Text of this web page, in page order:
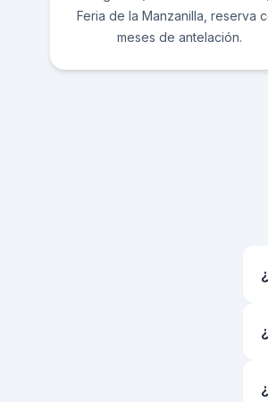
Feria de la Manzanilla, reserva
meses de antelación.